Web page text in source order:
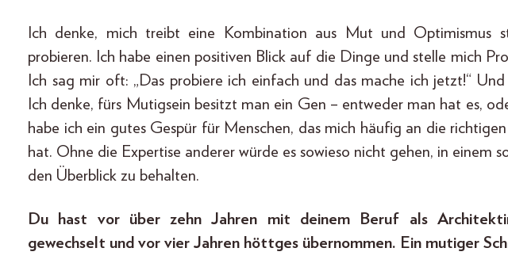
Ich denke, mich treibt eine Kombination aus Mut und Optimismus
probieren. Ich habe einen positiven Blick auf die Dinge und stelle mich
Ich sag mir oft: „Das probiere ich einfach und das mache ich jetzt!“
Ich denke, fürs Mutigsein besitzt man ein Gen – entweder man hat es,
habe ich ein gutes Gespür für Menschen, das mich häufig an die
hat. Ohne die Expertise anderer würde es sowieso nicht gehen, in einem
den Überblick zu behalten.
Du hast vor über zehn Jahren mit deinem Beruf als
gewechselt und vor vier Jahren höttges übernommen. Ein mutiger